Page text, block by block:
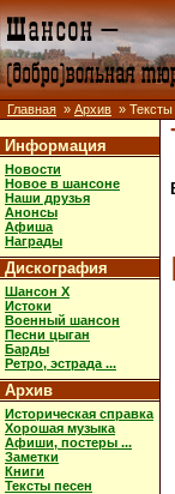
Главная » Архив »
Информация
Новости
Новое в шансоне
Наши друзья
Анонсы
Афиша
Награды
Дискография
Шансон X
Истоки
Военный шансон
Песни цыган
Барды
Ретро, эстрада ...
Архив
Историческая справка
Хорошая музыка
Афиши, постеры ...
Заметки
Книги
Тексты песен